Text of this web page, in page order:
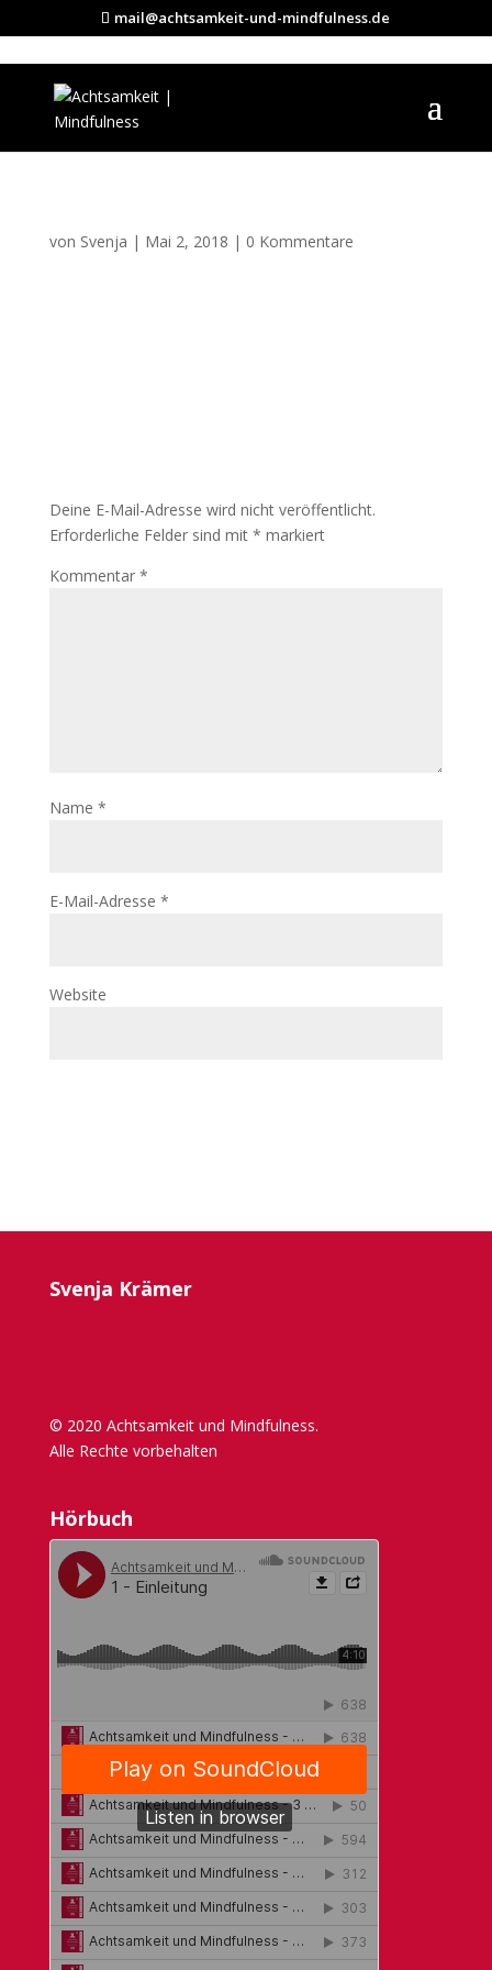
mail@achtsamkeit-und-mindfulness.de
Meditation und
von Svenja | Mai 2, 2018 | 0 Kommentare
Deine E-Mail-Adresse wird nicht veröffentlicht.
Erforderliche Felder sind mit * markiert
Kommentar *
Name *
E-Mail-Adresse *
Website
Svenja Krämer
© 2020 Achtsamkeit und Mindfulness.
Alle Rechte vorbehalten
Hörbuch